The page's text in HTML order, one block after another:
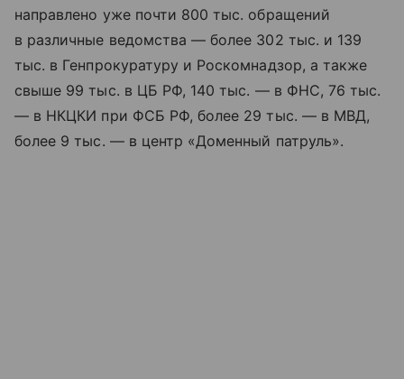
направлено уже почти 800 тыс. обращений
в различные ведомства — более 302 тыс. и 139
тыс. в Генпрокуратуру и Роскомнадзор, а также
свыше 99 тыс. в ЦБ РФ, 140 тыс. — в ФНС, 76 тыс.
— в НКЦКИ при ФСБ РФ, более 29 тыс. — в МВД,
более 9 тыс. — в центр «Доменный патруль».